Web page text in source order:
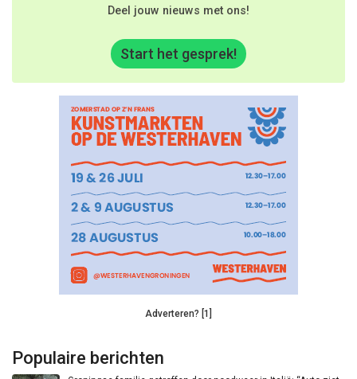
Deel jouw nieuws met ons!
Start het gesprek!
Adverteren? [1]
Populaire berichten